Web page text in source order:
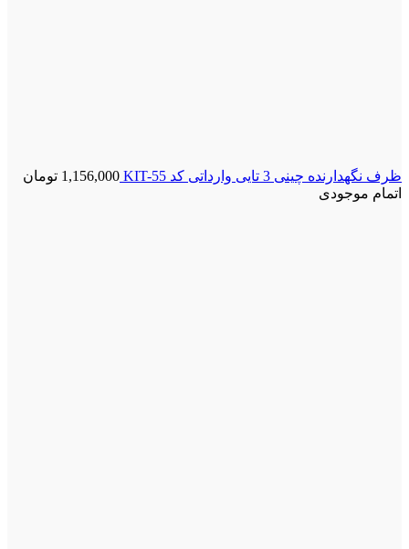
ظرف نگهدارنده چینی 3 تایی وارداتی کد KIT-55 1,156,000 تومان
اتمام موجودی